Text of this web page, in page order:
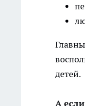
детей.
А